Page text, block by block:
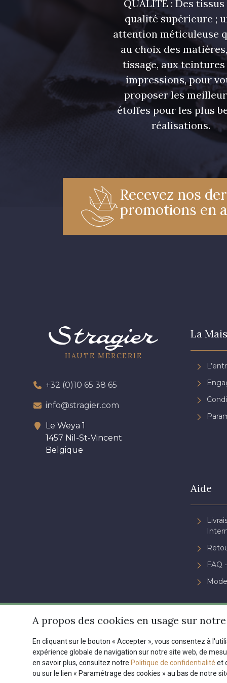
QUALITÉ : Des tissus
qualité supérieure ;
attention méticuleuse
au choix des
tissage, aux teintures
impressions, pour
proposer les
étoffes pour les plus
réalisations.
Recevez nos
promotions en
HAUTE MERCERIE
+32 (0)10 65 38 65
info@stragier.com
Le Weya 1
1457 Nil-St-Vincent
Belgique
La
Aide
FAQ
Conditions générales de
A propos des cookies en usage sur
En cliquant sur le bouton « Accepter », vous consentez à
expérience globale de navigation sur notre site web, de
en savoir plus, consultez notre Politique de confidentialité et
ou sur le lien « Paramétrage des cookies » au bas de notre